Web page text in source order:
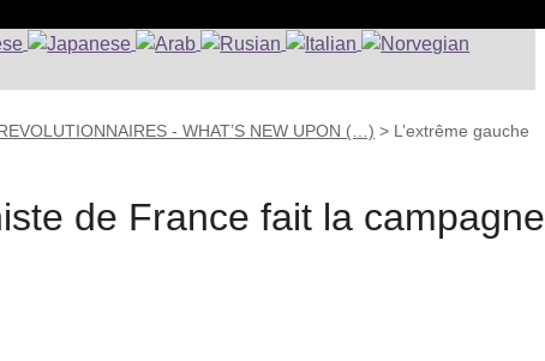
- WHAT’S NEW UPON (…) > L’extrême gauche
de France fait la campagne